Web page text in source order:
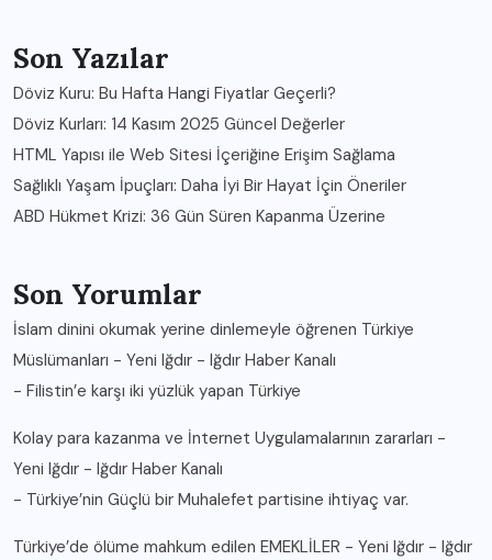
Son Yazılar
Döviz Kuru: Bu Hafta Hangi Fiyatlar Geçerli?
Döviz Kurları: 14 Kasım 2025 Güncel Değerler
HTML Yapısı ile Web Sitesi İçeriğine Erişim Sağlama
Sağlıklı Yaşam İpuçları: Daha İyi Bir Hayat İçin Öneriler
ABD Hükmet Krizi: 36 Gün Süren Kapanma Üzerine
Son Yorumlar
İslam dinini okumak yerine dinlemeyle öğrenen Türkiye
Müslümanları - Yeni Iğdır - Iğdır Haber Kanalı
- Filistin’e karşı iki yüzlük yapan Türkiye
Kolay para kazanma ve İnternet Uygulamalarının zararları -
Yeni Iğdır - Iğdır Haber Kanalı
- Türkiye’nin Güçlü bir Muhalefet partisine ihtiyaç var.
Türkiye’de ölüme mahkum edilen EMEKLİLER - Yeni Iğdır - Iğdır